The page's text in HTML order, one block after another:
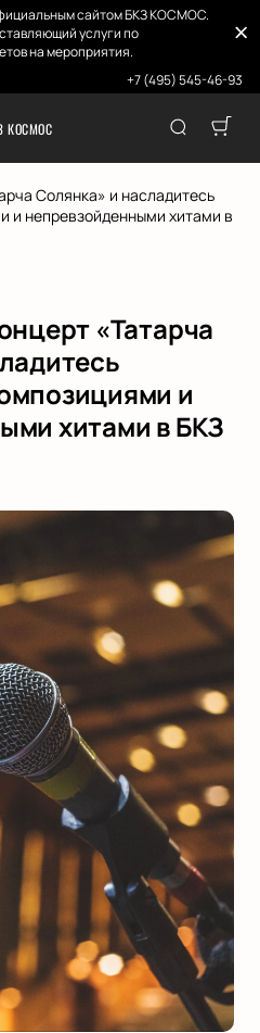
сайтом БКЗ КОСМОС.
услуги по
на мероприятия.
+7 (495) 545-46-93
КОСМОС
Солянка» и насладитесь
и непревзойденными хитами в
«Татарча
и
хитами в БКЗ